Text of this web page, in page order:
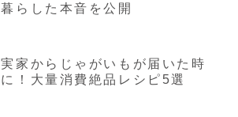
暮らした本音を公開
実家からじゃがいもが届いた時
に！大量消費絶品レシピ5選